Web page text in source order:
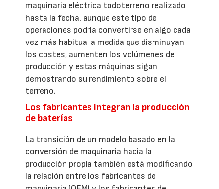
maquinaria eléctrica todoterreno realizado
hasta la fecha, aunque este tipo de
operaciones podría convertirse en algo cada
vez más habitual a medida que disminuyan
los costes, aumenten los volúmenes de
producción y estas máquinas sigan
demostrando su rendimiento sobre el
terreno.
Los fabricantes integran la producción
de baterías
La transición de un modelo basado en la
conversión de maquinaria hacia la
producción propia también está modificando
la relación entre los fabricantes de